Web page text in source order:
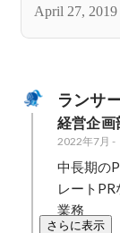
April 27, 2019
ランサ
経営企画
2022年7月 -
中長期の
レート
業務
さらに表示